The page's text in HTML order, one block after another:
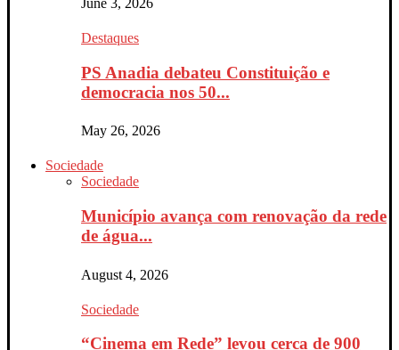
Destaques
PS Anadia debateu Constituição e
democracia nos 50...
May 26, 2026
Sociedade
Sociedade
Município avança com renovação da rede
de água...
August 4, 2026
Sociedade
“Cinema em Rede” levou cerca de 900